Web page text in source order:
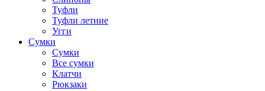
Туфли
Туфли летние
Угги
Сумки
Сумки
Все сумки
Клатчи
Рюкзаки